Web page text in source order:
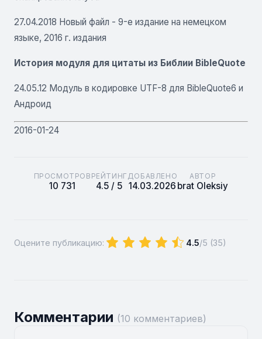
27.04.2018 Новый файл - 9-е издание на немецком
языке, 2016 г. издания
История модуля для цитаты из Библии BibleQuote
24.05.12 Модуль в кодировке UTF-8 для BibleQuote6 и
Андроид
2016-01-24
ПРОСМОТРОВ
10 731
РЕЙТИНГ
4.5 / 5
ДОБАВЛЕНО
14.03.2026
АВТОР
brat Oleksiy
Оцените публикацию: 4.5/5 (35)
Комментарии (10 комментариев)